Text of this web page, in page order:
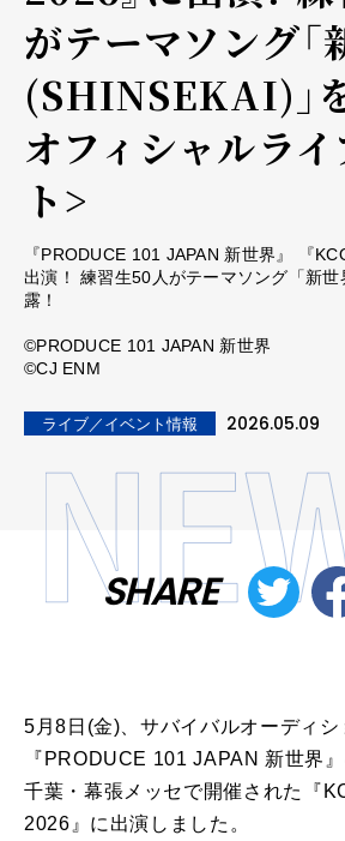
がテーマソング「
(SHINSEKAI)」
オフィシャルラ
ト>
『PRODUCE 101 JAPAN 新世界』 『
出演！ 練習生50人がテーマソング「新
露！
©PRODUCE 101 JAPAN 新世界
©CJ ENM
ライブ／イベント情報 2026.05.09
SHARE
5月8日(金)、サバイバルオーディシ
『PRODUCE 101 JAPAN 新世界
千葉・幕張メッセで開催された『
2026』に出演しました。